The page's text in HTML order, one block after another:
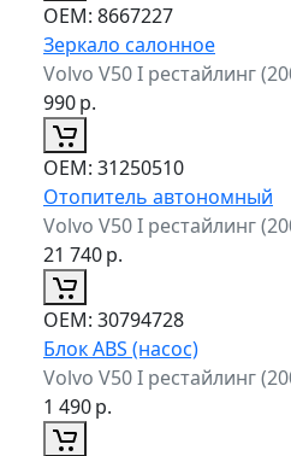
ОЕМ: 8667227
Зеркало салонное
Volvo V50 I рестайлинг
990р.
ОЕМ: 31250510
Отопитель автономный
Volvo V50 I рестайлинг
21 740р.
ОЕМ: 30794728
Блок ABS (насос)
Volvo V50 I рестайлинг
1 490р.